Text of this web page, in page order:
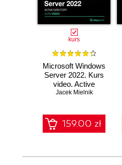
kurs
Microsoft Windows
Server 2022. Kurs
video. Active
Directory
Jacek Mielnik
159.00 zł